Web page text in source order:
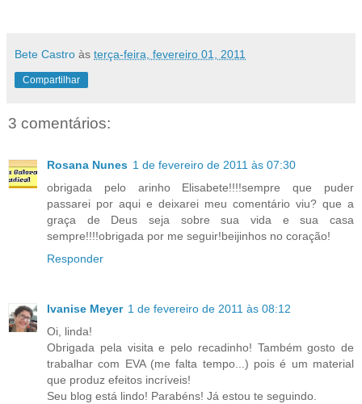
Bete Castro às terça-feira, fevereiro 01, 2011
Compartilhar
3 comentários:
Rosana Nunes 1 de fevereiro de 2011 às 07:30
obrigada pelo arinho Elisabete!!!!sempre que puder
passarei por aqui e deixarei meu comentário viu? que a
graça de Deus seja sobre sua vida e sua casa
sempre!!!!obrigada por me seguir!beijinhos no coração!
Responder
Ivanise Meyer 1 de fevereiro de 2011 às 08:12
Oi, linda!
Obrigada pela visita e pelo recadinho! Também gosto de
trabalhar com EVA (me falta tempo...) pois é um material
que produz efeitos incríveis!
Seu blog está lindo! Parabéns! Já estou te seguindo.